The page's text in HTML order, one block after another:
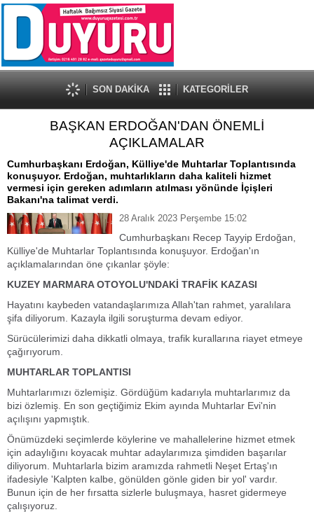
SON DAKİKA KATEGORİLER
BAŞKAN ERDOĞAN'DAN ÖNEMLİ
AÇIKLAMALAR
Cumhurbaşkanı Erdoğan, Külliye'de Muhtarlar Toplantısında
konuşuyor. Erdoğan, muhtarlıkların daha kaliteli hizmet
vermesi için gereken adımların atılması yönünde İçişleri
Bakanı'na talimat verdi.
28 Aralık 2023 Perşembe 15:02
Cumhurbaşkanı Recep Tayyip Erdoğan,
Külliye'de Muhtarlar Toplantısında konuşuyor. Erdoğan'ın
açıklamalarından öne çıkanlar şöyle:
KUZEY MARMARA OTOYOLU'NDAKİ TRAFİK KAZASI
Hayatını kaybeden vatandaşlarımıza Allah'tan rahmet, yaralılara
şifa diliyorum. Kazayla ilgili soruşturma devam ediyor.
Sürücülerimizi daha dikkatli olmaya, trafik kurallarına riayet etmeye
çağırıyorum.
MUHTARLAR TOPLANTISI
Muhtarlarımızı özlemişiz. Gördüğüm kadarıyla muhtarlarımız da
bizi özlemiş. En son geçtiğimiz Ekim ayında Muhtarlar Evi'nin
açılışını yapmıştık.
Önümüzdeki seçimlerde köylerine ve mahallelerine hizmet etmek
için adaylığını koyacak muhtar adaylarımıza şimdiden başarılar
diliyorum. Muhtarlarla bizim aramızda rahmetli Neşet Ertaş'ın
ifadesiyle 'Kalpten kalbe, gönülden gönle giden bir yol' vardır.
Bunun için de her fırsatta sizlerle buluşmaya, hasret gidermeye
çalışıyoruz.